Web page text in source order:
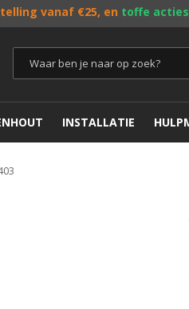
vanaf €25, en toffe acties
INSTALLATIE